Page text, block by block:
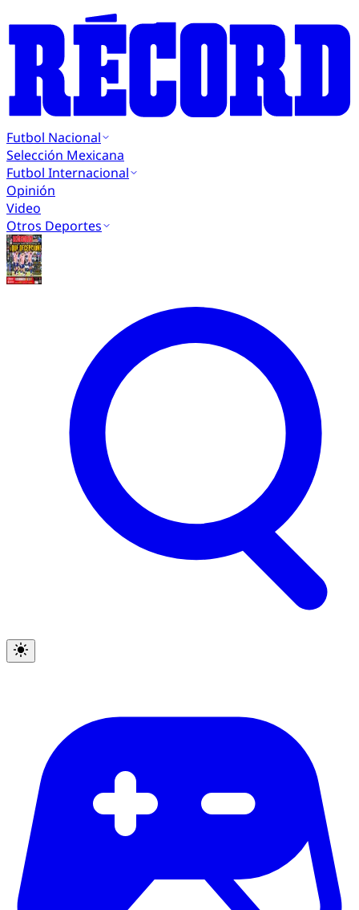
Futbol Nacional
Selección Mexicana
Futbol Internacional
Opinión
Video
Otros Deportes